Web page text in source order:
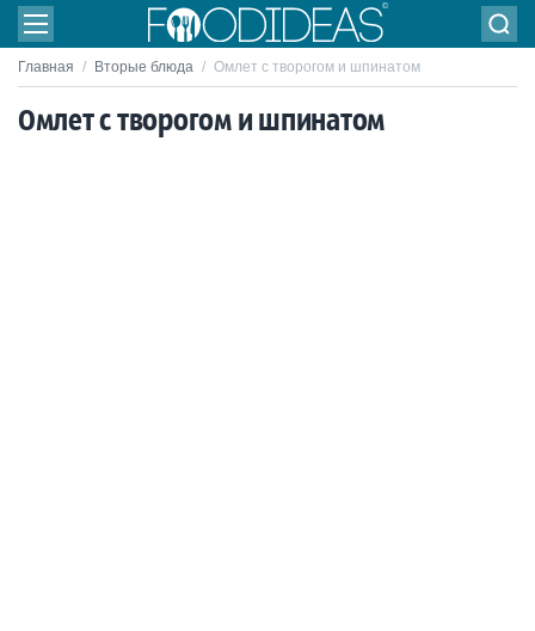
Главная / Вторые блюда / Омлет с творогом и шпинатом
Омлет с творогом и шпинатом